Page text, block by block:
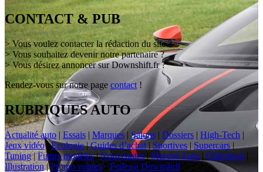
CONTACT & PUB
> Vous voulez contacter la rédaction du site ?
> Vous souhaitez devenir notre partenaire ?
> Vous désirez annoncer sur Downshift.fr ?
Rendez-vous sur notre page contact !
RUBRIQUES AUTO
Actualité auto | Essais | Marques |Salons | Dossiers | High-Tech |
Jeux vidéo|Ecologie|Guides d’achat | Sportives | Supercars |
Tuning|Futurs modèles|Nouveautés|Marché Auto | Oldschool |
Illustration|Promo voiture Podcast Downshift